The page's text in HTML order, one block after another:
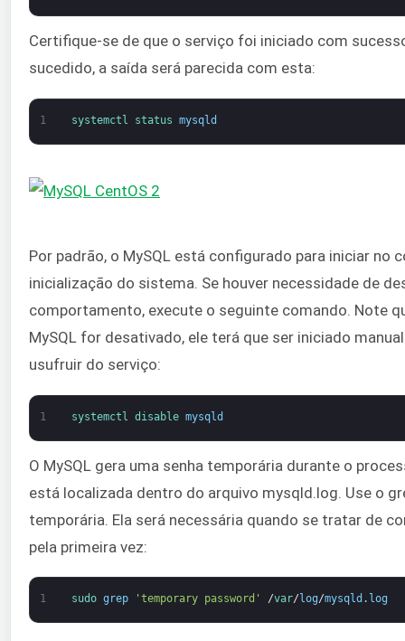
Certifique-se de que o serviço foi iniciado com
sucedido, a saída será parecida com esta:
1 systemctl status mysqld
Por padrão, o MySQL está configurado para iniciar no
inicialização do sistema. Se houver necessidade de
comportamento, execute o seguinte comando. Note
MySQL for desativado, ele terá que ser iniciado
usufruir do serviço:
1 systemctl disable mysqld
O MySQL gera uma senha temporária durante o
está localizada dentro do arquivo mysqld.log. Use o
temporária. Ela será necessária quando se tratar de
pela primeira vez:
1 sudo grep 'temporary password' /var/ log/mysqld . log